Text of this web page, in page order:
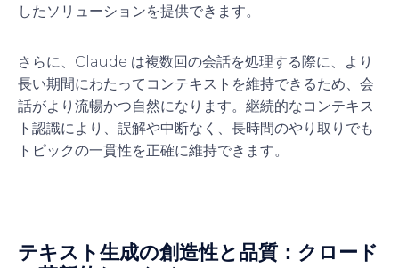
したソリューションを提供できます。
さらに、Claude は複数回の会話を処理する際に、より
長い期間にわたってコンテキストを維持できるため、会
話がより流暢かつ自然になります。継続的なコンテキス
ト認識により、誤解や中断なく、長時間のやり取りでも
トピックの一貫性を正確に維持できます。
テキスト生成の創造性と品質：クロード